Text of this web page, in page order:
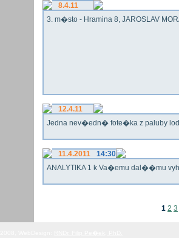
8.4.11
3. m�sto - Hramina 8, JAROSLAV
12.4.11
Jedna nev�edn� fote�ka z paluby
11.4.2011
14:30
ANALYTIKA 1 k Va�emu dal��mu
1 2 3